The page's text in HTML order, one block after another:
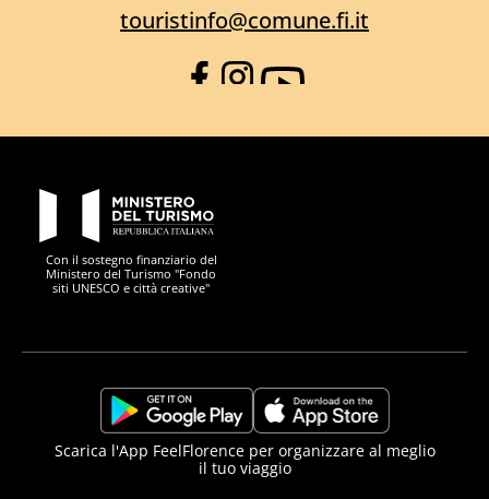
touristinfo@comune.fi.it
Facebook
Instagram
YouTube
Con il sostegno finanziario del
Ministero del Turismo "Fondo
siti UNESCO e città creative"
https://play.google.com/store/apps/details?
id=it.silfi.feelflorence
https://apps.apple.com/it/app/
Scarica l'App FeelFlorence per organizzare al meglio
il tuo viaggio